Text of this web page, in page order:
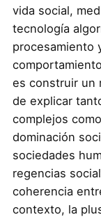
vida social,
tecnología
procesamiento
es construir un
de explicar
complejos
dominación
sociedades
regencias
coherencia
contexto, la